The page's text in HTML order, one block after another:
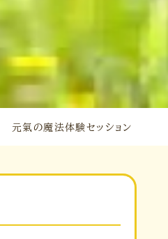
元氣の魔法体験セッション